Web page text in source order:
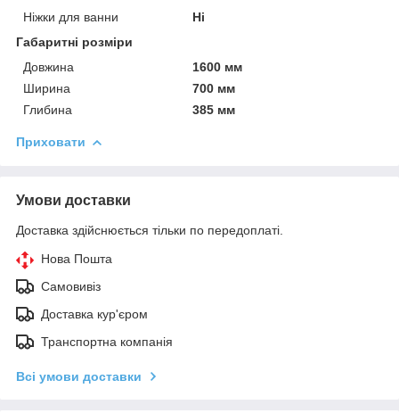
Ніжки для ванни
Ні
Габаритні розміри
Довжина
1600 мм
Ширина
700 мм
Глибина
385 мм
Приховати
Умови доставки
Доставка здійснюється тільки по передоплаті.
Нова Пошта
Самовивіз
Доставка кур'єром
Транспортна компанія
Всі умови доставки